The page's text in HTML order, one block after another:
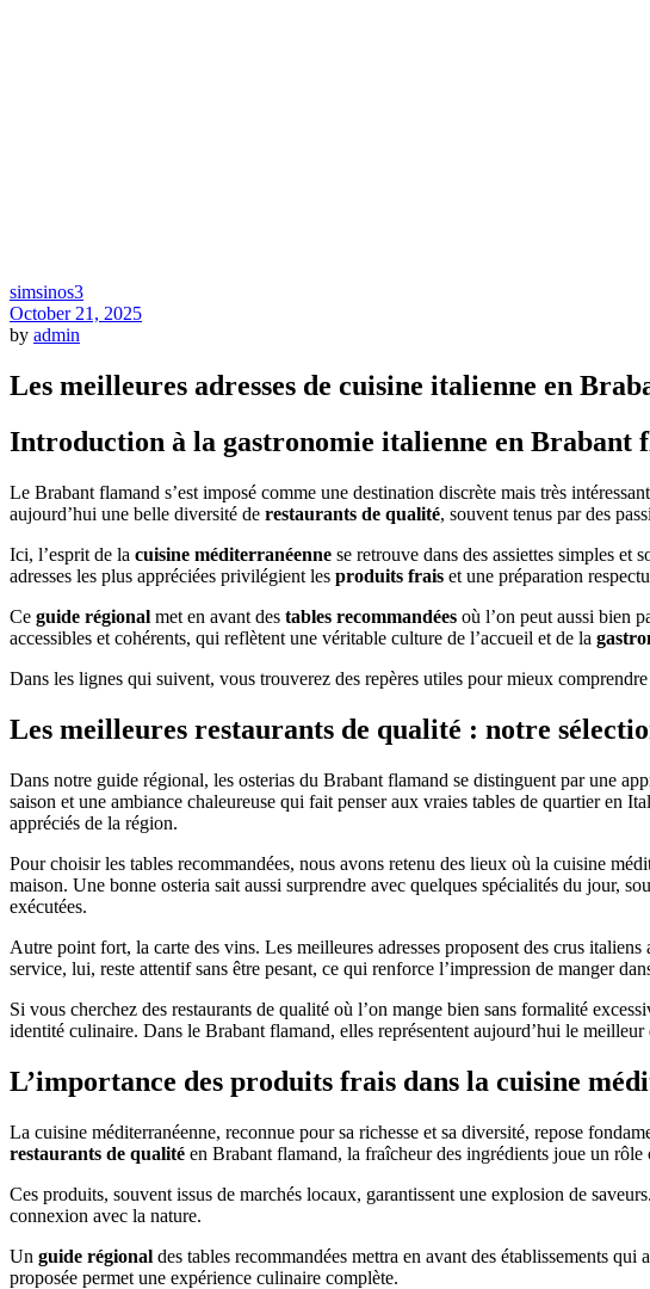
simsinos3
October 21, 2025
by admin
Les meilleures adresses de cuisine italienne en
Introduction à la gastronomie italienne en Brabant
Le Brabant flamand s’est imposé comme une destination discrète mais très
aujourd’hui une belle diversité de restaurants de qualité, souvent tenus par des
Ici, l’esprit de la cuisine méditerranéenne se retrouve dans des assiettes simples et
adresses les plus appréciées privilégient les produits frais et une préparation
Ce guide régional met en avant des tables recommandées où l’on peut aussi bien
accessibles et cohérents, qui reflètent une véritable culture de l’accueil et de la
Dans les lignes qui suivent, vous trouverez des repères utiles pour mieux
Les meilleures restaurants de qualité : notre
Dans notre guide régional, les osterias du Brabant flamand se distinguent par une
saison et une ambiance chaleureuse qui fait penser aux vraies tables de quartier en
appréciés de la région.
Pour choisir les tables recommandées, nous avons retenu des lieux où la cuisine
maison. Une bonne osteria sait aussi surprendre avec quelques spécialités du jour,
exécutées.
Autre point fort, la carte des vins. Les meilleures adresses proposent des crus
service, lui, reste attentif sans être pesant, ce qui renforce l’impression de manger
Si vous cherchez des restaurants de qualité où l’on mange bien sans formalité
identité culinaire. Dans le Brabant flamand, elles représentent aujourd’hui le
L’importance des produits frais dans la cuisine
La cuisine méditerranéenne, reconnue pour sa richesse et sa diversité, repose
restaurants de qualité en Brabant flamand, la fraîcheur des ingrédients joue un rôle
Ces produits, souvent issus de marchés locaux, garantissent une explosion de
connexion avec la nature.
Un guide régional des tables recommandées mettra en avant des établissements
proposée permet une expérience culinaire complète.